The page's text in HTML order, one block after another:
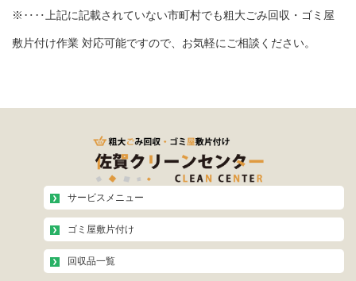
※‥‥上記に記載されていない市町村でも粗大ごみ回収・ゴミ屋
敷片付け作業 対応可能ですので、お気軽にご相談ください。
サービスメニュー
ゴミ屋敷片付け
回収品一覧